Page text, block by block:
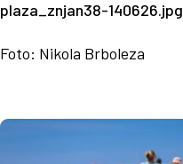
plaza_znjan38-140626.jpg
Foto: Nikola Brboleza